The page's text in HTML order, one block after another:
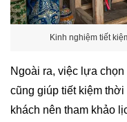
Kinh nghiệm tiết
Ngoài ra, việc lựa
cũng giúp tiết kiệm
khách nên tham khảo